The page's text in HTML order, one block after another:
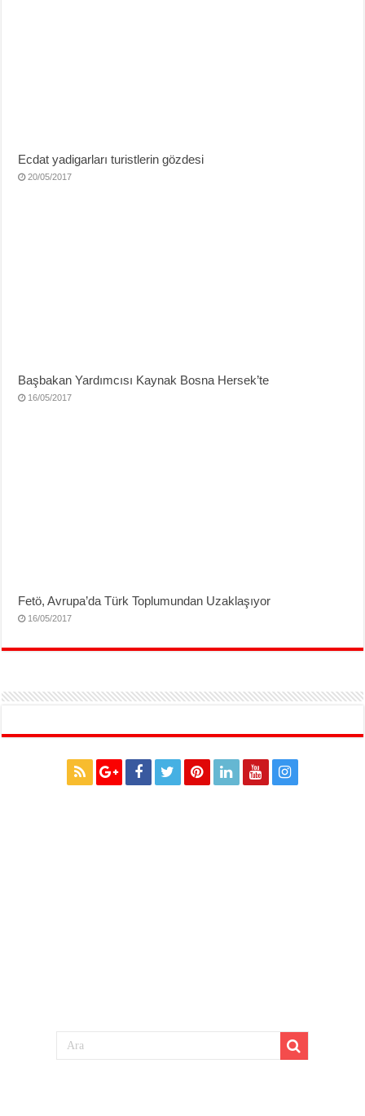
Ecdat yadigarları turistlerin gözdesi
20/05/2017
Başbakan Yardımcısı Kaynak Bosna Hersek’te
16/05/2017
Fetö, Avrupa’da Türk Toplumundan Uzaklaşıyor
16/05/2017